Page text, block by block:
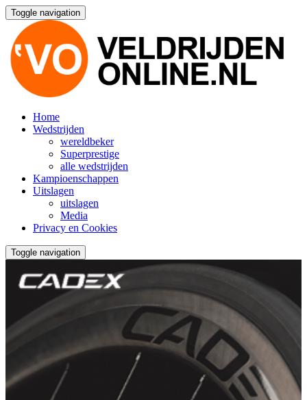
Toggle navigation
Home
Wedstrijden
wereldbeker
Superprestige
alle wedstrijden
Kampioenschappen
Uitslagen
uitslagen
Media
Privacy en Cookies
Toggle navigation